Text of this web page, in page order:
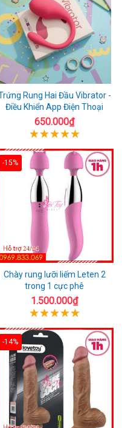
Rung Hai Đầu Vibrator -
Điều Khiển App Điện Thoại
650.000₫
-15%
Chày rung lưỡi liếm Leten 2
trong 1 cực phê
1.500.000₫
-14%